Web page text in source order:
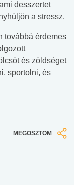
desszertet
a stressz.
továbbá érdemes
és zöldséget
sportolni, és
MEGOSZTOM